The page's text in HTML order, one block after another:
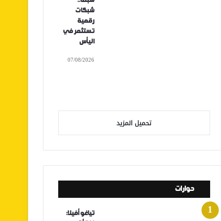
شبكات
رقمية
تستثمر في
اليأس
07/08/2026
تحميل المزيد
حوارات
تياغو أفيلا: